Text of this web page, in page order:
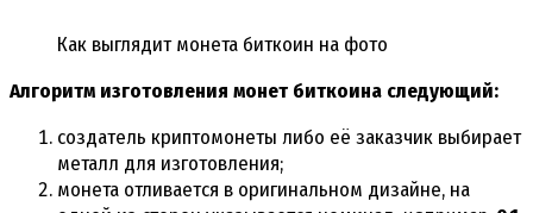
Как выглядит монета биткоин на фото
Алгоритм изготовления монет биткоина следующий:
создатель криптомонеты либо её заказчик выбирает
металл для изготовления;
монета отливается в оригинальном дизайне, на